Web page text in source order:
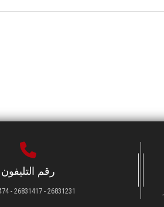
رقم التليفون
26831231 - 26831417 - 26831474